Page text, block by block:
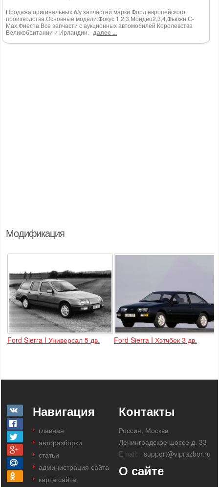
Модификация
Ford Sierra I Универсал 5 дв. Ford Sierra I Хэтчбек 3 дв.
Продажа оригинальных б/у запчастей марки Форд европейского
производства.Основные модели:Фокус 1,2,3,Мондео2,3,4,Фьюжн,С-
Мах,Фиеста.Все запчасти с аукционных автомобилей Королевства
Великобритании и Ирландии. далее ...
Навигация
главная
авторазборки
статьи
администрация сайта
карта сайта
Контакты
Россия, Москва
Ленинградское шоссе д. 33
Email:
support@viprazbor.ru
О сайте